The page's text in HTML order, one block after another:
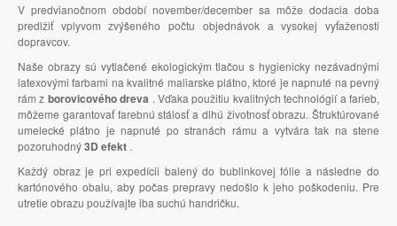
V predvianočnom období november/december sa môže dodacia doba
predlžiť vplyvom zvýšeného počtu objednávok a vysokej vyťaženosti
dopravcov.
Naše obrazy sú vytlačené ekologickým tlačou s hygienicky nezávadnými
latexovými farbami na kvalitné maliarske plátno, ktoré je napnuté na pevný
rám z borovicového dreva . Vďaka použitiu kvalitných technológií a farieb,
môžeme garantovať farebnú stálosť a dlhú životnosť obrazu. Štruktúrované
umelecké plátno je napnuté po stranách rámu a vytvára tak na stene
pozoruhodný3D efekt .
Každý obraz je pri expedícii balený do bublinkovej fólie a následne do
kartónového obalu, aby počas prepravy nedošlo k jeho poškodeniu. Pre
utretie obrazu používajte iba suchú handričku.